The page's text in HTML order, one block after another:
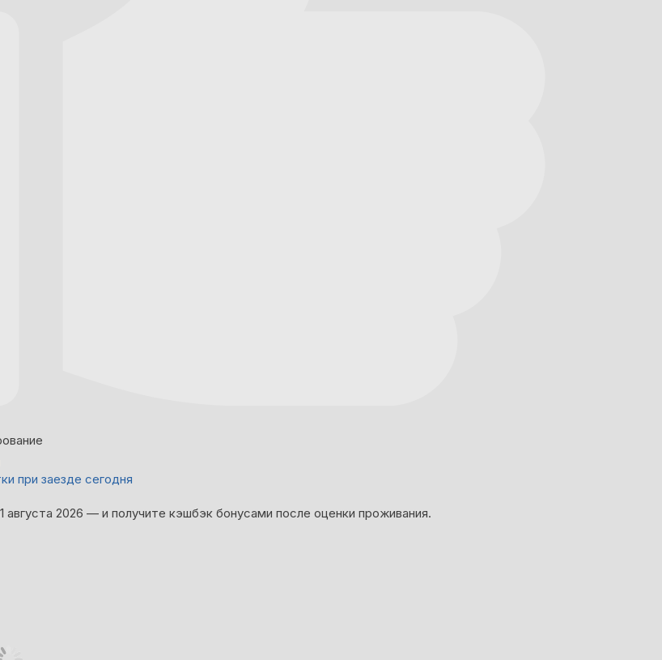
при заезде сегодня
августа 2026 — и получите кэшбэк бонусами после оценки проживания.